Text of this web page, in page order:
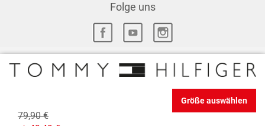
79,90 €
Größe auswählen
Folge uns
DATENSCHUTZ-EINSTELLUNGEN
WIDERRUFSRECHT